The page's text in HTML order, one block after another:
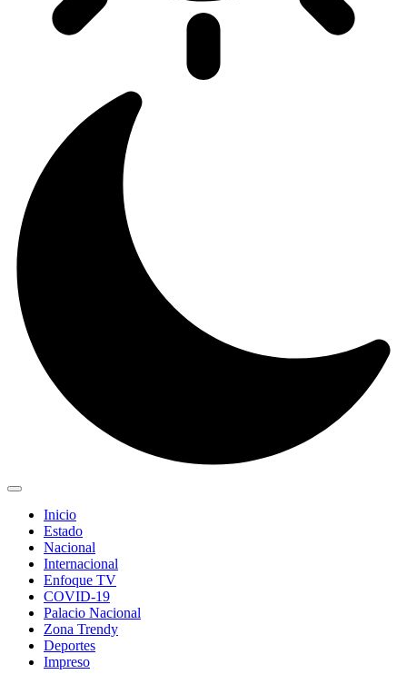
Inicio
Estado
Nacional
Internacional
Enfoque TV
COVID-19
Palacio Nacional
Zona Trendy
Deportes
Impreso